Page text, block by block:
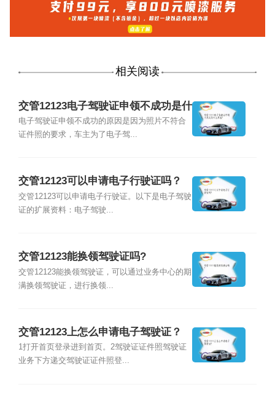
相关阅读
交管12123电子驾驶证申领不成功是什
么原因？
电子驾驶证申领不成功的原因是因为照片不符合
证件照的要求，车主为了电子驾...
交管12123可以申请电子行驶证吗？
交管12123可以申请电子行驶证。以下是电子驾驶
证的扩展资料：电子驾驶...
交管12123能换领驾驶证吗?
交管12123能换领驾驶证，可以通过业务中心的期
满换领驾驶证，进行换领...
交管12123上怎么申请电子驾驶证？
1打开首页登录进到首页。2驾驶证证件照驾驶证
业务下方递交驾驶证证件照登...